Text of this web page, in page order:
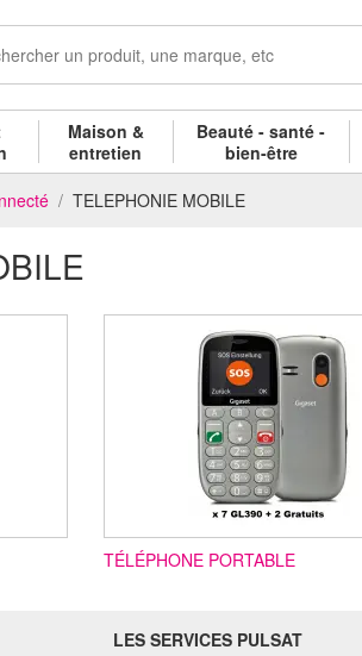
Maison &
entretien
Beauté - santé -
bien-être
TELEPHONIE MOBILE
TÉLÉPHONE PORTABLE
LES SERVICES PULSAT